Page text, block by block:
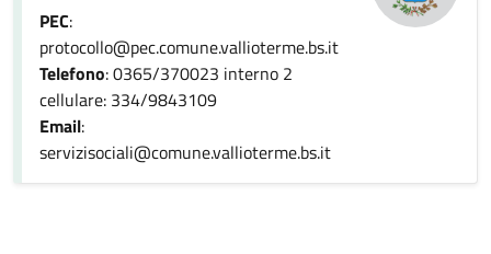
PEC:
protocollo@pec.comune.vallioterme.bs.it
Telefono: 0365/370023 interno 2
cellulare: 334/9843109
Email:
servizisociali@comune.vallioterme.bs.it